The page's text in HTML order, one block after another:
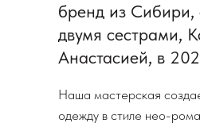
бренд из Сибири,
двумя сестрами,
Анастасией, в
Наша мастерская
одежду в стиле нео-